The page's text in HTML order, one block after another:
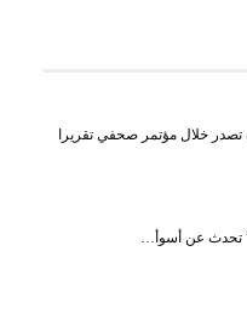
خلال مؤتمر صحفي تقريرا
تحدث عن أسوأ…